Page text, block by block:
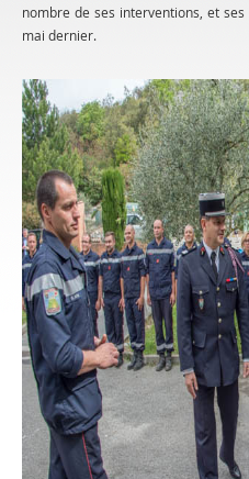
nombre de ses interventions, et
mai dernier.